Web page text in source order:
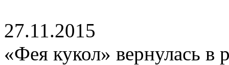
27.11.2015
«Фея кукол» вернулась в